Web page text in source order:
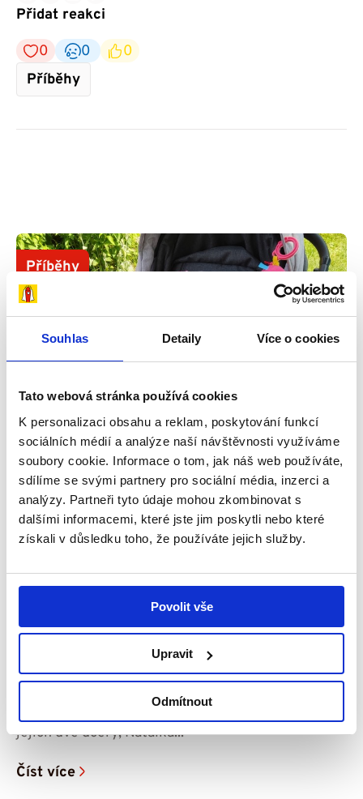
Souhlas Detaily Více o cookies
Tato webová stránka používá cookies
K personalizaci obsahu a reklam, poskytování funkcí
sociálních médií a analýze naší návštěvnosti využíváme
soubory cookie. Informace o tom, jak náš web používáte,
sdílíme se svými partnery pro sociální média, inzerci a
analýzy. Partneři tyto údaje mohou zkombinovat s
dalšími informacemi, které jste jim poskytli nebo které
získali v důsledku toho, že používáte jejich služby.
Povolit vše
Upravit
Odmítnout
Přidat reakci
0
0
0
Příběhy
Příběhy
Snažíme se dělat vše potřebné, aby dcera
byla šťastná – příběh Amálky
V rodinném domku v Úpici na Trutnovsku žije
čtyřčlenná rodina – maminka Iva, tatínek Pavel a
jejich dvě dcery, Natálka...
Číst více